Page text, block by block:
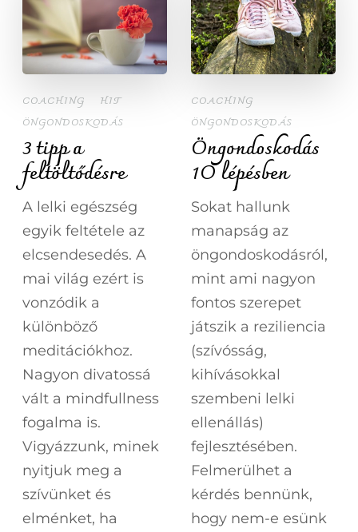
COACHING
HIT
ÖNGONDOSKODÁS
3 tipp a
feltöltődésre
A lelki egészség
egyik feltétele az
elcsendesedés. A
mai világ ezért is
vonzódik a
különböző
meditációkhoz.
Nagyon divatossá
vált a mindfullness
fogalma is.
Vigyázzunk, minek
nyitjuk meg a
szívünket és
elménket, ha
COACHING
ÖNGONDOSKODÁS
Öngondoskodás
1O lépésben
Sokat hallunk
manapság az
öngondoskodásról,
mint ami nagyon
fontos szerepet
játszik a reziliencia
(szívósság,
kihívásokkal
szembeni lelki
ellenállás)
fejlesztésében.
Felmerülhet a
kérdés bennünk,
hogy nem-e esünk